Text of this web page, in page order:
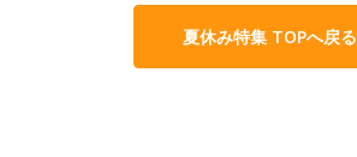
夏休み特集 TOPへ戻る